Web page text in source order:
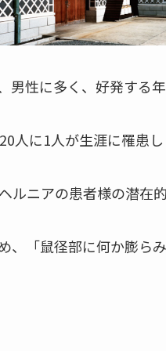
男性に多く、好発する
人に1人が生涯に罹患し
ルニアの患者様の潜在
、「鼠径部に何か膨ら